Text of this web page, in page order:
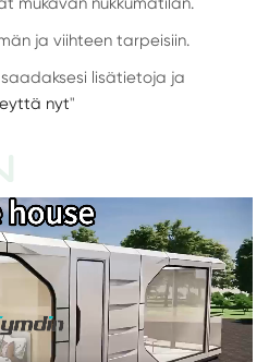
ja viihteen tarpeisiin.
lisätietoja ja
nyt"